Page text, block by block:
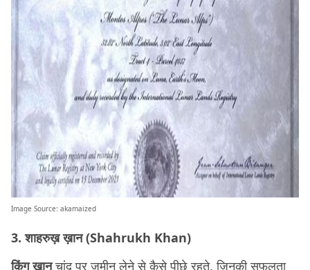
Image Source: akamaized
3. शाहरुख़ ख़ान (Shahrukh Khan)
किंग ख़ानचांद पर ज़मीन लेने से कैसे पीछे रहते, जिनकी सफलता